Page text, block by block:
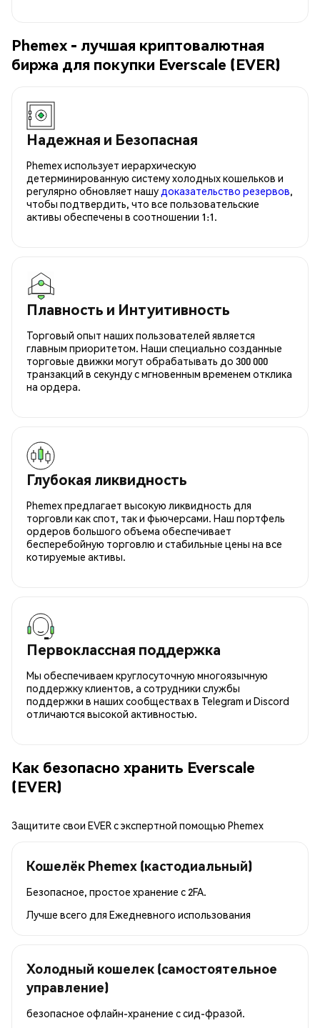
Phemex - лучшая криптовалютная
биржа для покупки Everscale (EVER)
Надежная и Безопасная
Phemex использует иерархическую
детерминированную систему холодных кошельков и
регулярно обновляет нашу доказательство резервов,
чтобы подтвердить, что все пользовательские
активы обеспечены в соотношении 1:1.
Плавность и Интуитивность
Торговый опыт наших пользователей является
главным приоритетом. Наши специально созданные
торговые движки могут обрабатывать до 300 000
транзакций в секунду с мгновенным временем отклика
на ордера.
Глубокая ликвидность
Phemex предлагает высокую ликвидность для
торговли как спот, так и фьючерсами. Наш портфель
ордеров большого объема обеспечивает
бесперебойную торговлю и стабильные цены на все
котируемые активы.
Первоклассная поддержка
Мы обеспечиваем круглосуточную многоязычную
поддержку клиентов, а сотрудники службы
поддержки в наших сообществах в Telegram и Discord
отличаются высокой активностью.
Как безопасно хранить Everscale
(EVER)
Защитите свои EVER с экспертной помощью Phemex
Кошелёк Phemex (кастодиальный)
Безопасное, простое хранение с 2FA.
Лучше всего для Ежедневного использования
Холодный кошелек (самостоятельное
управление)
безопасное офлайн-хранение с сид-фразой.